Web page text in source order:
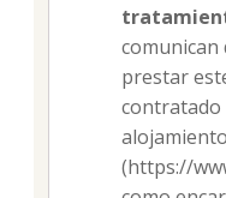
comunican
prestar
contratado
(https://